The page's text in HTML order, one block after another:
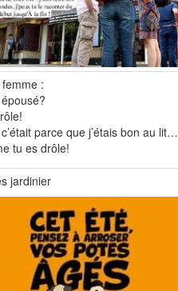
:
parce que j’étais bon au lit…
tu es drôle!
jardinier